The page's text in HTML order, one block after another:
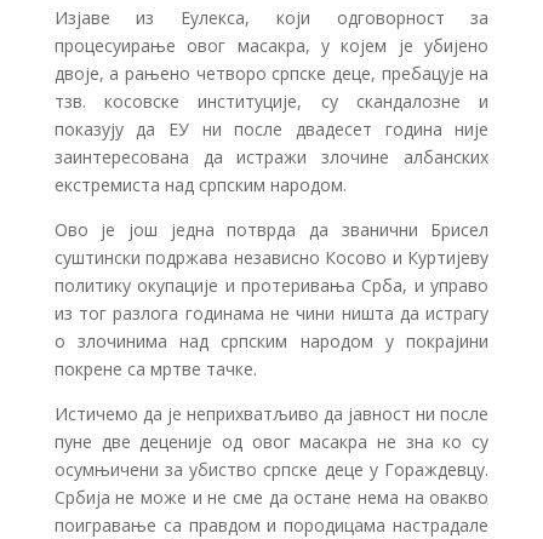
Изјаве из Еулекса, који одговорност за
процесуирање овог масакра, у којем је убијено
двоје, а рањено четворо српске деце, пребацује на
тзв. косовске институције, су скандалозне и
показују да ЕУ ни после двадесет година није
заинтересована да истражи злочине албанских
екстремиста над српским народом.
Ово је још једна потврда да званични Брисел
суштински подржава независно Косово и Куртијеву
политику окупације и протеривања Срба, и управо
из тог разлога годинама не чини ништа да истрагу
о злочинима над српским народом у покрајини
покрене са мртве тачке.
Истичемо да је неприхватљиво да јавност ни после
пуне две деценије од овог масакра не зна ко су
осумњичени за убиство српске деце у Гораждевцу.
Србија не може и не сме да остане нема на овакво
поигравање са правдом и породицама настрадале